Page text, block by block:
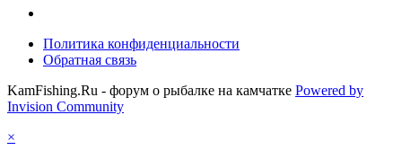
Политика конфиденциальности
Обратная связь
KamFishing.Ru - форум о рыбалке на камчатке Powered by
Invision Community
×